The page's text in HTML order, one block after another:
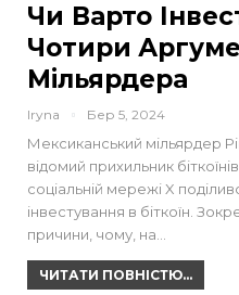
Чи Варто
Чотири
Мільярдера
Iryna Бер 5, 2024
Мексиканський мільярдер
відомий прихильник
соціальній мережі X
інвестування в біткоїн.
причини, чому, на…
ЧИТАТИ ПОВНІСТЮ...